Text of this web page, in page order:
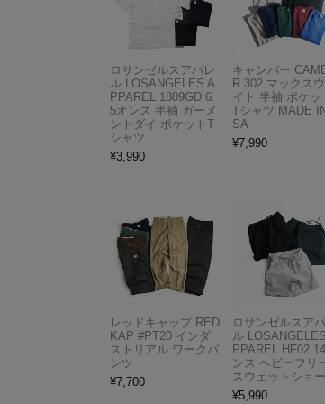
ロサンゼルスアパレ
ル LOSANGELES A
PPAREL 1809GD 6.
5オンス 半袖 ガーメ
ントダイ ポケットT
シャツ
¥3,990
キャンバー
R 302 マックスウ
イト 半袖 ポケッ
Tシャツ MADE
SA
¥7,990
レッドキャップ RED
KAP #PT20 インダ
ストリアル ワークパ
ンツ
¥7,700
ロサンゼルスア
ル
PPAREL HF02
ンス ヘビーフリ
スウェットショ
¥5,990